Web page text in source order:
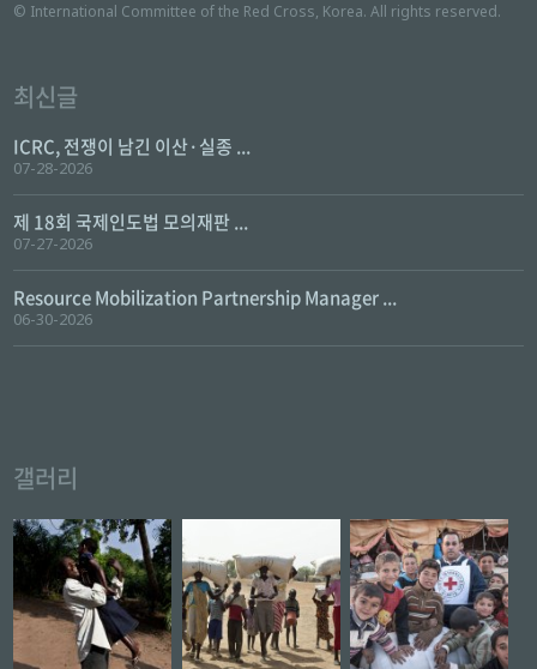
© International Committee of the Red Cross, Korea. All rights reserved.
최신글
ICRC, 전쟁이 남긴 이산·실종 ...
07-28-2026
제 18회 국제인도법 모의재판 ...
07-27-2026
Resource Mobilization Partnership Manager ...
06-30-2026
갤러리